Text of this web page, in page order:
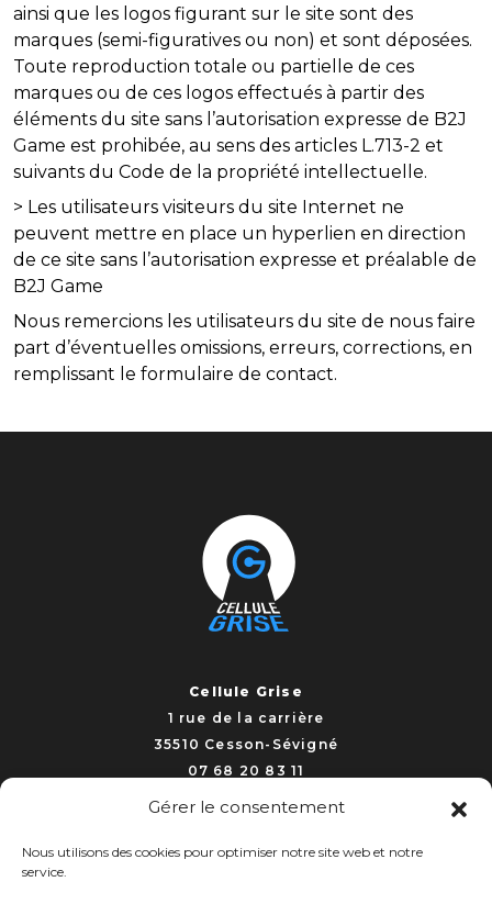
Gérer le consentement
Nous utilisons des cookies pour optimiser notre site web et notre
service.
ainsi que les logos figurant sur le site sont des
marques (semi-figuratives ou non) et sont déposées.
Toute reproduction totale ou partielle de ces
marques ou de ces logos effectués à partir des
éléments du site sans l’autorisation expresse de B2J
Game est prohibée, au sens des articles L.713-2 et
suivants du Code de la propriété intellectuelle.
> Les utilisateurs visiteurs du site Internet ne
peuvent mettre en place un hyperlien en direction
de ce site sans l’autorisation expresse et préalable de
B2J Game
Nous remercions les utilisateurs du site de nous faire
part d’éventuelles omissions, erreurs, corrections, en
remplissant le formulaire de contact.
Cellule Grise
1 rue de la carrière
35510 Cesson-Sévigné
07 68 20 83 11